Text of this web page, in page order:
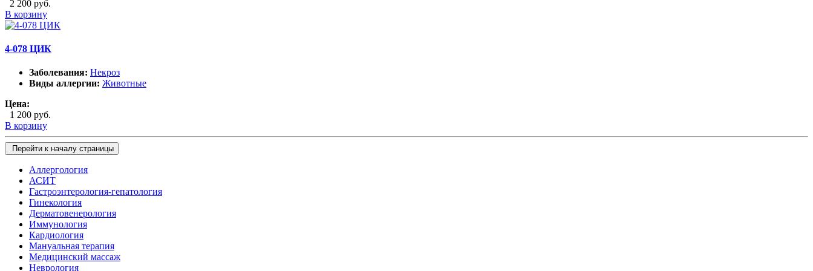
2 200 руб.
В корзину
4-078 ЦИК
Заболевания: Некроз
Виды аллергии: Животные
Цена:
1 200 руб.
В корзину
Перейти к началу страницы
Аллергология
АСИТ
Гастроэнтерология-гепатология
Гинекология
Дерматовенерология
Иммунология
Кардиология
Мануальная терапия
Медицинский массаж
Неврология